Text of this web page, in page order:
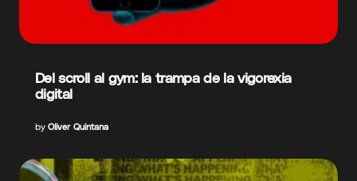
Del scroll al gym: la trampa de la vigorexia
digital
by Oliver Quintana